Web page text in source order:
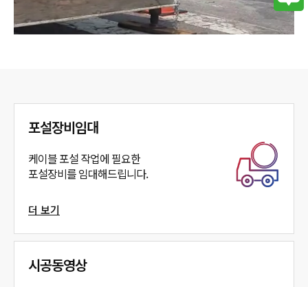
포설장비임대
케이블 포설 작업에 필요한
포설장비를 임대해드립니다.
더 보기
시공동영상